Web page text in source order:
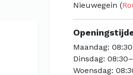
Nieuwegein (
Maandag:
Dinsdag:
Woensdag: